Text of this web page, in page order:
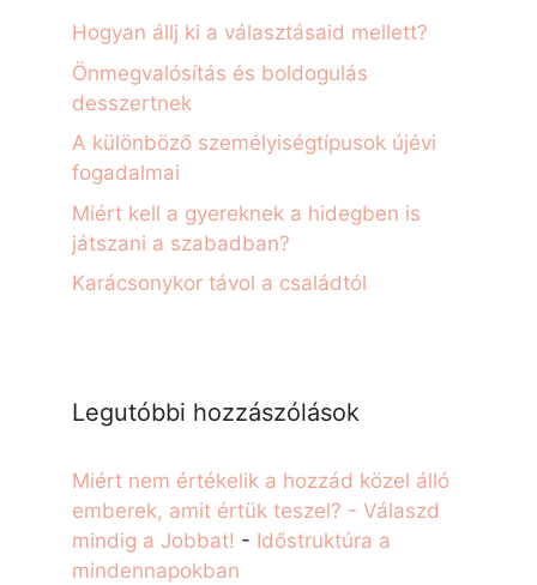
Hogyan állj ki a választásaid mellett?
Önmegvalósítás és boldogulás
desszertnek
A különböző személyiségtípusok újévi
fogadalmai
Miért kell a gyereknek a hidegben is
játszani a szabadban?
Karácsonykor távol a családtól
Legutóbbi hozzászólások
Miért nem értékelik a hozzád közel álló
emberek, amit értük teszel? - Válaszd
mindig a Jobbat! - Időstruktúra a
mindennapokban